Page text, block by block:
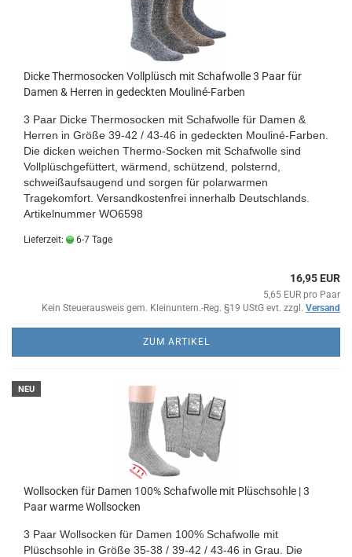
Dicke Thermosocken Vollplüsch mit Schafwolle 3 Paar für
Damen & Herren in gedeckten Mouliné-Farben
3 Paar Dicke Thermosocken mit Schafwolle für Damen &
Herren in Größe 39-42 / 43-46 in gedeckten Mouliné-Farben.
Die dicken weichen Thermo-Socken mit Schafwolle sind
Vollplüschgefüttert, wärmend, schützend, polsternd,
schweißaufsaugend und sorgen für polarwarmen
Tragekomfort. Versandkostenfrei innerhalb Deutschlands.
Artikelnummer WO6598
Lieferzeit: 6-7 Tage
16,95 EUR
5,65 EUR pro Paar
Kein Steuerausweis gem. Kleinuntern.-Reg. §19 UStG evt. zzgl. Versand
ZUM ARTIKEL
NEU
Wollsocken für Damen 100% Schafwolle mit Plüschsohle | 3
Paar warme Wollsocken
3 Paar Wollsocken für Damen 100% Schafwolle mit
Plüschsohle in Größe 35-38 / 39-42 / 43-46 in Grau. Die